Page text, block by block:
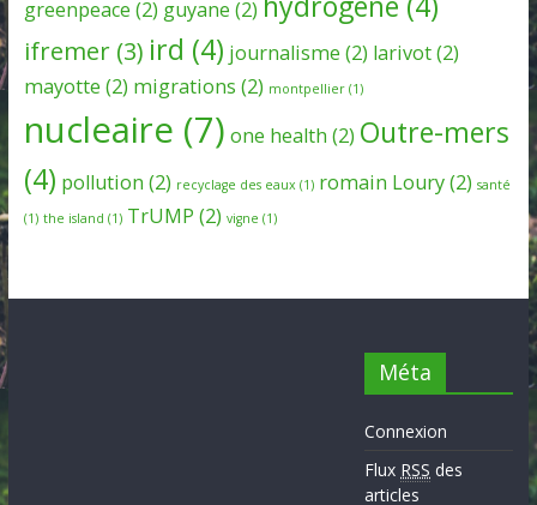
greenpeace (2) guyane (2)
ifremer(3) ird (4) journalisme (2) larivot(2)
mayotte (2) migrations (2) montpellier(1)
nucleaire (7) one health (2) Outre-mers
(4) pollution (2) recyclage des eaux (1) romain Loury(2) santé
(1) the island (1) TrUMP (2) vigne (1)
Méta
Connexion
Flux RSS des
articles